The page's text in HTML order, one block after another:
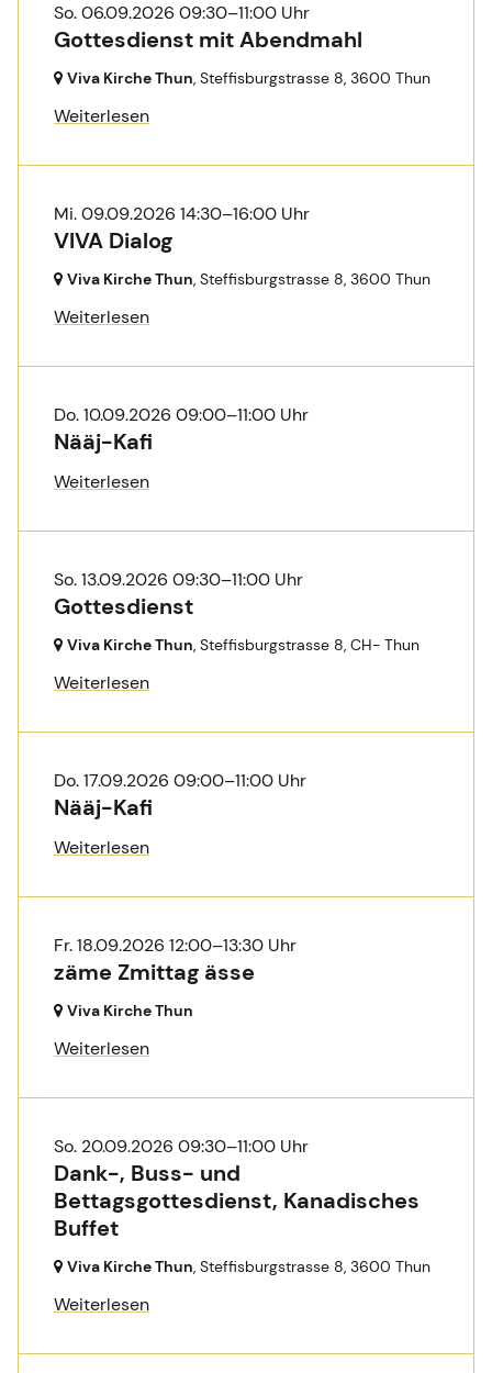
So. 06.09.2026 09:30–11:00 Uhr
Gottesdienst mit Abendmahl
Viva Kirche Thun, Steffisburgstrasse 8, 3600 Thun
Weiterlesen
Mi. 09.09.2026 14:30–16:00 Uhr
VIVA Dialog
Viva Kirche Thun, Steffisburgstrasse 8, 3600 Thun
Weiterlesen
Do. 10.09.2026 09:00–11:00 Uhr
Nääj-Kafi
Weiterlesen
So. 13.09.2026 09:30–11:00 Uhr
Gottesdienst
Viva Kirche Thun, Steffisburgstrasse 8, CH- Thun
Weiterlesen
Do. 17.09.2026 09:00–11:00 Uhr
Nääj-Kafi
Weiterlesen
Fr. 18.09.2026 12:00–13:30 Uhr
zäme Zmittag ässe
Viva Kirche Thun
Weiterlesen
So. 20.09.2026 09:30–11:00 Uhr
Dank-, Buss- und
Bettagsgottesdienst, Kanadisches
Buffet
Viva Kirche Thun, Steffisburgstrasse 8, 3600 Thun
Weiterlesen